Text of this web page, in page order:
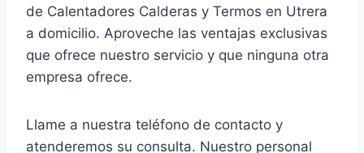
de Calentadores Calderas y Termos en Utrera
a domicilio. Aproveche las ventajas exclusivas
que ofrece nuestro servicio y que ninguna otra
empresa ofrece.
Llame a nuestra teléfono de contacto y
atenderemos su consulta. Nuestro personal